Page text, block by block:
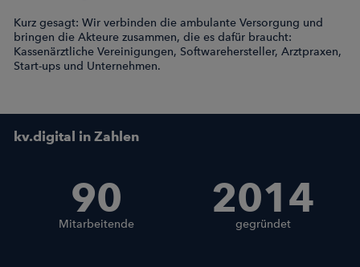
Kurz gesagt: Wir verbinden die ambulante Versorgung und
bringen die Akteure zusammen, die es dafür braucht:
Kassenärztliche Vereinigungen, Softwarehersteller, Arztpraxen,
Start-ups und Unternehmen.
kv.digital in Zahlen
90
Mitarbeitende
2014
gegründet